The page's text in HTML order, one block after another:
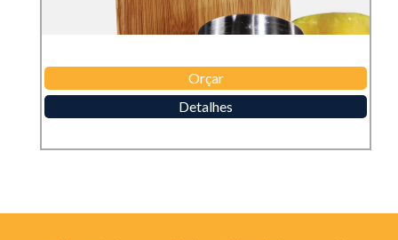
Orçar
Detalhes